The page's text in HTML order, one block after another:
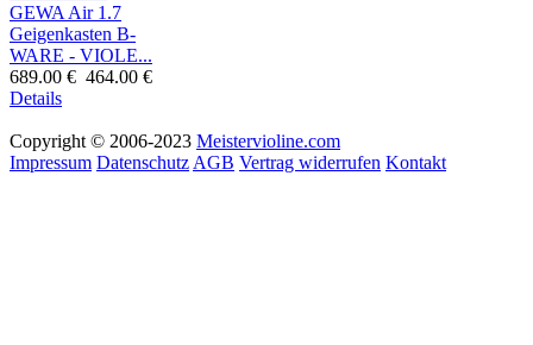
GEWA Air 1.7
Geigenkasten B-
WARE - VIOLE...
689.00 € 464.00 €
Details
Copyright © 2006-2023 Meistervioline.com
Impressum Datenschutz AGB Vertrag widerrufen Kontakt